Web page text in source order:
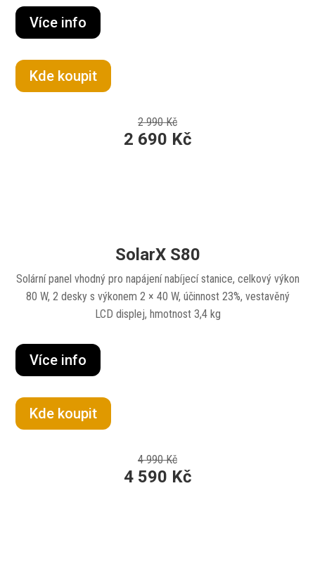
Více info
Kde koupit
2 990 Kč
2 690 Kč
SolarX S80
Solární panel vhodný pro napájení nabíjecí stanice, celkový výkon
80 W, 2 desky s výkonem 2 × 40 W, účinnost 23%, vestavěný
LCD displej, hmotnost 3,4 kg
Více info
Kde koupit
4 990 Kč
4 590 Kč